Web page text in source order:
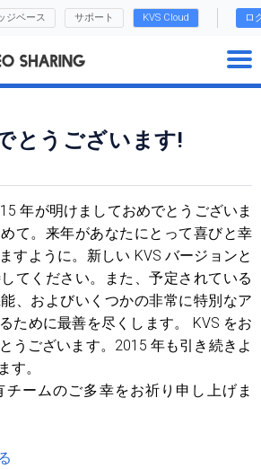
ジベース サポート KVS Cloud ロ
とうございます!
年が明け​​ましておめでとうございま
て。来年があなたにとって喜びと幸
すように。新しい KVS バージョンと
てください。また、予定されている
、およびいくつかの非常に特別なア
ために最善を尽くします。 KVS をお
うございます。2015 年も引き続きよ
す。
チームのご多幸をお祈り申し上げま